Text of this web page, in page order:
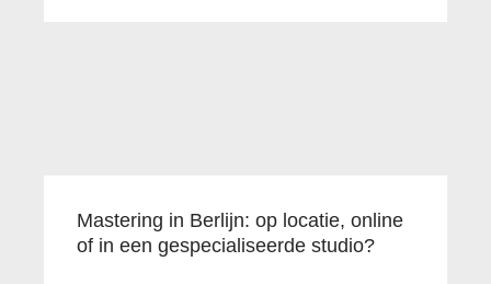
Mastering in Berlijn: op locatie, online
of in een gespecialiseerde studio?